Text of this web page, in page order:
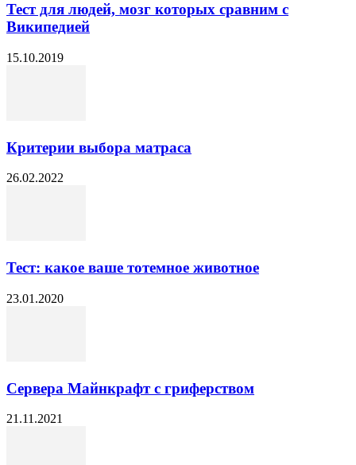
Тест для людей, мозг которых сравним с
Википедией
15.10.2019
Критерии выбора матраса
26.02.2022
Тест: какое ваше тотемное животное
23.01.2020
Сервера Майнкрафт с гриферством
21.11.2021